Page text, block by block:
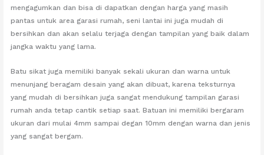
mengagumkan dan bisa di dapatkan dengan harga yang masih
pantas untuk area garasi rumah, seni lantai ini juga mudah di
bersihkan dan akan selalu terjaga dengan tampilan yang baik dalam
jangka waktu yang lama.
Batu sikat juga memiliki banyak sekali ukuran dan warna untuk
menunjang beragam desain yang akan dibuat, karena teksturnya
yang mudah di bersihkan juga sangat mendukung tampilan garasi
rumah anda tetap cantik setiap saat. Batuan ini memiliki bergaram
ukuran dari mulai 4mm sampai degan 10mm dengan warna dan jenis
yang sangat bergam.